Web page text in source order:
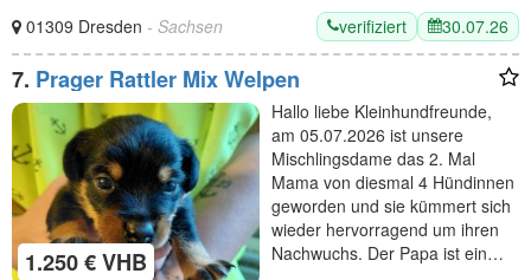
01309 Dresden - Sachsen verifiziert 30.07.26
7. Prager Rattler Mix Welpen
1.250 € VHB
Hallo liebe Kleinhundfreunde,
am 05.07.2026 ist unsere
Mischlingsdame das 2. Mal
Mama von diesmal 4 Hündinnen
geworden und sie kümmert sich
wieder hervorragend um ihren
Nachwuchs. Der Papa ist ein…